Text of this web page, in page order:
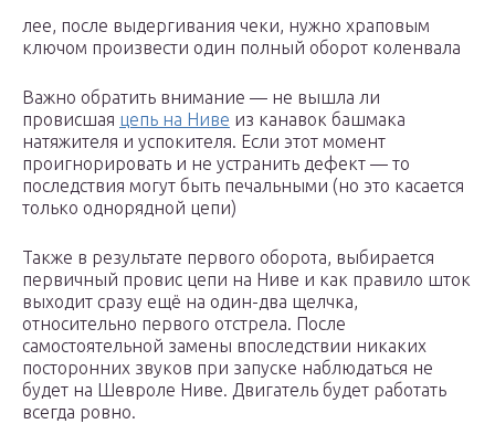
лее, после выдергивания чеки, нужно храповым
ключом произвести один полный оборот коленвала
Важно обратить внимание — не вышла ли
провисшая цепь на Ниве из канавок башмака
натяжителя и успокителя. Если этот момент
проигнорировать и не устранить дефект — то
последствия могут быть печальными (но это касается
только однорядной цепи)
Также в результате первого оборота, выбирается
первичный провис цепи на Ниве и как правило шток
выходит сразу ещё на один-два щелчка,
относительно первого отстрела. После
самостоятельной замены впоследствии никаких
посторонних звуков при запуске наблюдаться не
будет на Шевроле Ниве. Двигатель будет работать
всегда ровно.